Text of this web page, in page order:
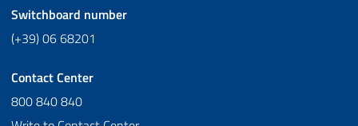
Switchboard number
(+39) 06 68201
Contact Center
800 840 840